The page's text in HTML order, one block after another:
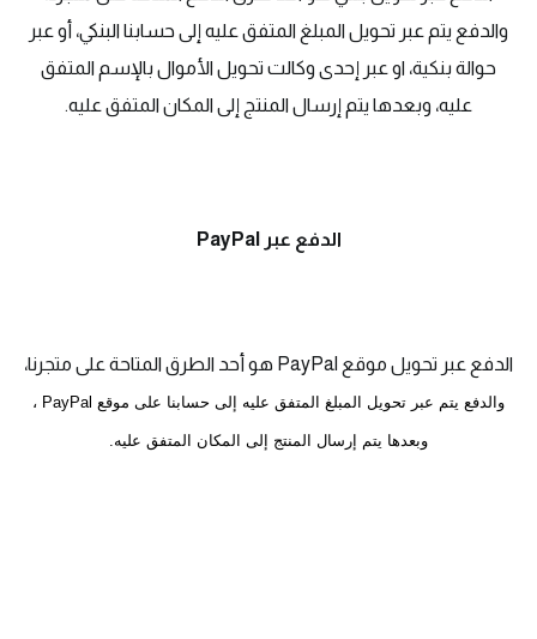
والدفع يتم عبر تحويل المبلغ المتفق عليه إلى حسابنا البنكي، أو عبر
حوالة بنكية، او عبر إحدى وكالت تحويل الأموال بالإسم المتفق
عليه، وبعدها يتم إرسال المنتج إلى المكان المتفق عليه.
الدفع عبر PayPal
الدفع عبر تحويل موقع PayPal هو أحد الطرق المتاحة على متجرنا،
والدفع يتم عبر تحويل المبلغ المتفق عليه إلى حسابنا على موقع PayPal ،
وبعدها يتم إرسال المنتج إلى المكان المتفق عليه.